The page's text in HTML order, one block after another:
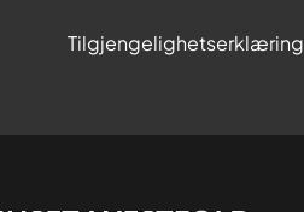
Tilgjengelighetserklæring